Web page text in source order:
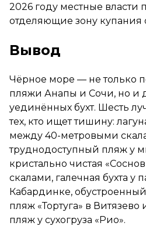
2026 году местные власти
отделяющие зону купания
Вывод
Чёрное море — не только
пляжи Анапы и Сочи, но и
уединённых бухт. Шесть
тех, кто ищет тишину:
между 40-метровыми
труднодоступный пляж у
кристально чистая
скалами, галечная бухта у
Кабардинке,
пляж «Тортуга» в
пляж у сухогруза «Рио».